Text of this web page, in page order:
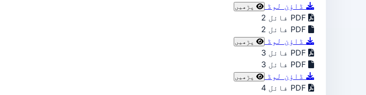
ڈاؤن لوڈ
PDF فائل 2
ڈاؤن لوڈ
PDF فائل 3
ڈاؤن لوڈ